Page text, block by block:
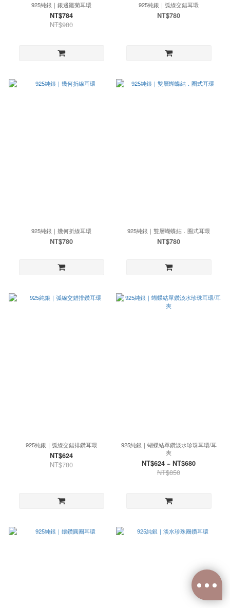
925純銀｜銀邊雛菊耳環
NT$784
NT$980
925純銀｜弧線交錯耳環
NT$780
925純銀｜幾何折線耳環
NT$780
925純銀｜雙層蝴蝶結．圈式耳環
NT$780
925純銀｜弧線交錯排鑽耳環
NT$624
NT$780
925純銀｜蝴蝶結單鑽淡水珍珠耳環/耳
夾
NT$624 ~ NT$680
NT$850